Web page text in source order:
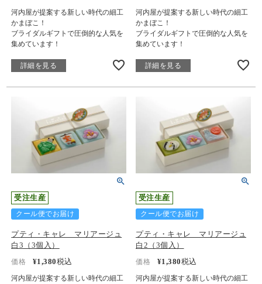
河内屋が提案する新しい時代の細工
かまぼこ！
ブライダルギフトで圧倒的な人気を
集めています！
詳細を見る
河内屋が提案する新しい時代の細工
かまぼこ！
ブライダルギフトで圧倒的な人気を
集めています！
詳細を見る
受注生産
クール便でお届け
プティ・キャレ マリアージュ
白3（3個入）
価格 ¥1,380税込
河内屋が提案する新しい時代の細工
受注生産
クール便でお届け
プティ・キャレ マリアージュ
白2（3個入）
価格 ¥1,380税込
河内屋が提案する新しい時代の細工